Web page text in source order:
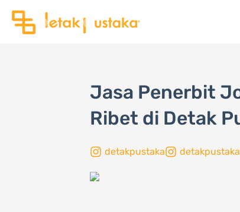
Lewati
Jasa Penerbit
Ribet di Detak
detakpustaka